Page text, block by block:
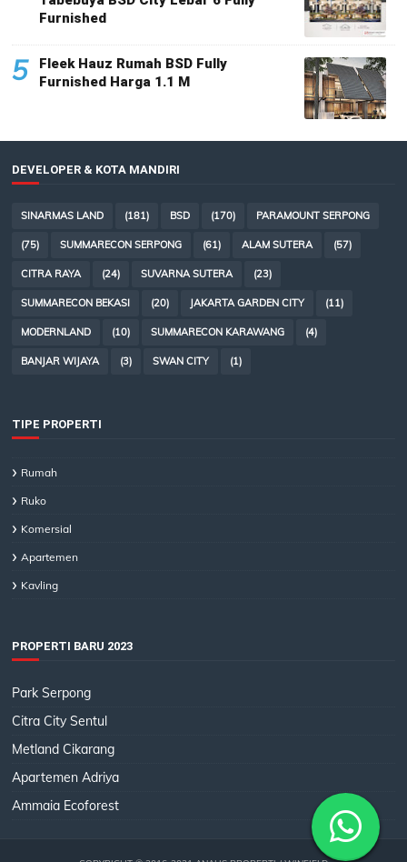
Furnished
5
Fleek Hauz Rumah BSD Fully
Furnished Harga 1.1 M
DEVELOPER & KOTA MANDIRI
SINARMAS LAND (181) BSD (170) PARAMOUNT SERPONG
(75) SUMMARECON SERPONG (61) ALAM SUTERA (57)
CITRA RAYA (24) SUVARNA SUTERA (23)
SUMMARECON BEKASI (20) JAKARTA GARDEN CITY (11)
MODERNLAND (10) SUMMARECON KARAWANG (4)
BANJAR WIJAYA (3) SWAN CITY (1)
TIPE PROPERTI
Rumah
Ruko
Komersial
Apartemen
Kavling
PROPERTI BARU 2023
Park Serpong
Citra City Sentul
Metland Cikarang
Apartemen Adriya
Ammaia Ecoforest